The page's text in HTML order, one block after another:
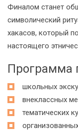
Финалом станет
символический
хакасов, который
настоящего
Программа
школьных
внеклассных
тематических